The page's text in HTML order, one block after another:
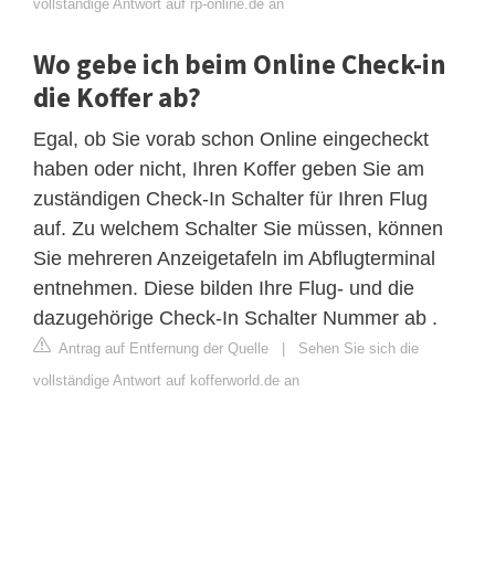
vollständige Antwort auf rp-online.de an
Wo gebe ich beim Online Check-in
die Koffer ab?
Egal, ob Sie vorab schon Online eingecheckt
haben oder nicht, Ihren Koffer geben Sie am
zuständigen Check-In Schalter für Ihren Flug
auf. Zu welchem Schalter Sie müssen, können
Sie mehreren Anzeigetafeln im Abflugterminal
entnehmen. Diese bilden Ihre Flug- und die
dazugehörige Check-In Schalter Nummer ab .
Antrag auf Entfernung der Quelle | Sehen Sie sich die
vollständige Antwort auf kofferworld.de an